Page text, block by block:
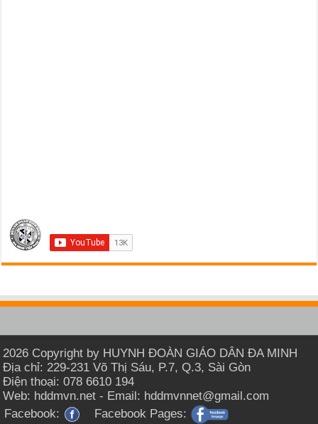
2026 Copyright by HUYNH ĐOÀN GIÁO DÂN ĐA MINH
Địa chỉ: 229-231 Võ Thị Sáu, P.7, Q.3, Sài Gòn
Điện thoại: 078 6610 194
Web: hddmvn.net - Email: hddmvnnet@gmail.com
Facebook:
Facebook Pages: